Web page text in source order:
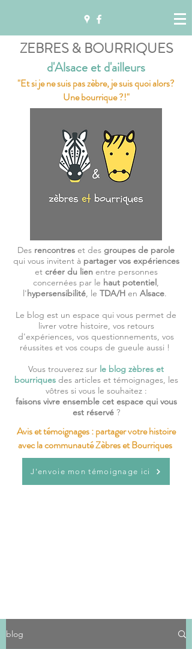
ZEBRES & BOURRIQUES
d'Alsace et d'ailleurs
"Et si je ne suis pas zèbre, je suis quoi alors?
Une bourrique ?!"
Des rencontres et des groupes de parole
qui vous invitent à partager vos expériences
et créer du lienentre personnes
concernées par le haut potentiel,
l'hypersensibilité, le TDA/H en Alsace.
Le blog est un espace qui vous permet de
livrer votre histoire, vos retours
d'expériences, vos questionnements, vos
réussites et vos coups de gueule aussi !
Vous trouverez sur le blog zèbres et
bourriquesdes articles et témoignages, les
vôtres si vous le souhaitez :
faisons vivre ensemble cet espace qui vous
est réservé?
Avis et témoignages : partager votre histoire
avec la communauté Zèbres et Bourriques
J'envoie mon témoignage ici
blog